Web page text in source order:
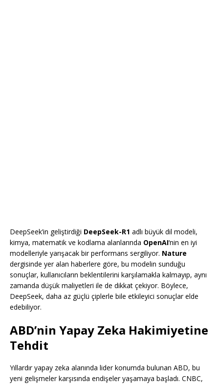
DeepSeek’in geliştirdiği DeepSeek-R1 adlı büyük dil modeli,
kimya, matematik ve kodlama alanlarında OpenAI‘nin en iyi
modelleriyle yarışacak bir performans sergiliyor. Nature
dergisinde yer alan haberlere göre, bu modelin sunduğu
sonuçlar, kullanıcıların beklentilerini karşılamakla kalmayıp, aynı
zamanda düşük maliyetleri ile de dikkat çekiyor. Böylece,
DeepSeek, daha az güçlü çiplerle bile etkileyici sonuçlar elde
edebiliyor.
ABD’nin Yapay Zeka Hakimiyetine
Tehdit
Yıllardır yapay zeka alanında lider konumda bulunan ABD, bu
yeni gelişmeler karşısında endişeler yaşamaya başladı. CNBC,